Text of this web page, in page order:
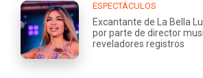
ESPECTÁCULOS
Excantante de La Bella
por parte de director
reveladores registros